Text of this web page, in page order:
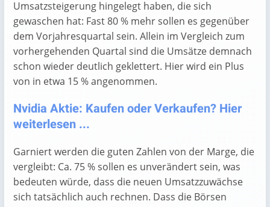
Umsatzsteigerung hingelegt haben, die sich
gewaschen hat: Fast 80 % mehr sollen es gegenüber
dem Vorjahresquartal sein. Allein im Vergleich zum
vorhergehenden Quartal sind die Umsätze demnach
schon wieder deutlich geklettert. Hier wird ein Plus
von in etwa 15 % angenommen.
Nvidia Aktie: Kaufen oder Verkaufen? Hier
weiterlesen ...
Garniert werden die guten Zahlen von der Marge, die
vergleibt: Ca. 75 % sollen es unverändert sein, was
bedeuten würde, dass die neuen Umsatzzuwächse
sich tatsächlich auch rechnen. Dass die Börsen